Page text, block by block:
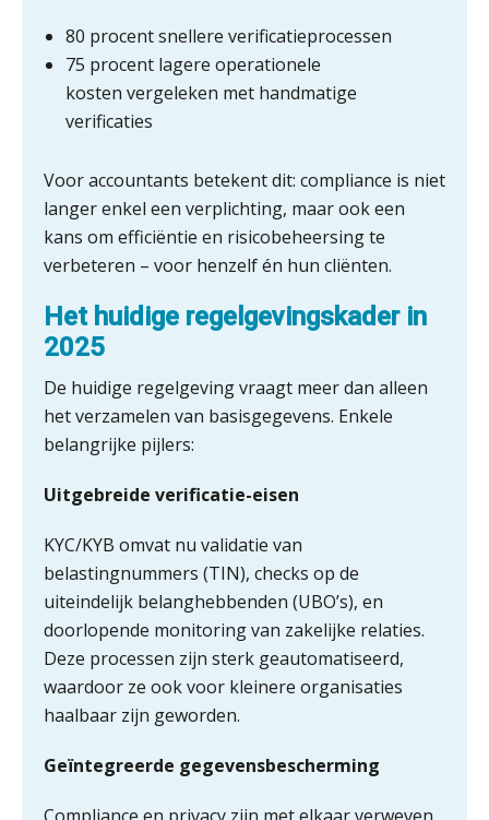
80 procent snellere verificatieprocessen
75 procent lagere operationele
kosten vergeleken met handmatige
verificaties
Voor accountants betekent dit: compliance is niet
langer enkel een verplichting, maar ook een
kans om efficiëntie en risicobeheersing te
verbeteren – voor henzelf én hun cliënten.
Het huidige regelgevingskader in
2025
De huidige regelgeving vraagt meer dan alleen
het verzamelen van basisgegevens. Enkele
belangrijke pijlers:
Uitgebreide verificatie-eisen
KYC/KYB omvat nu validatie van
belastingnummers (TIN), checks op de
uiteindelijk belanghebbenden (UBO’s), en
doorlopende monitoring van zakelijke relaties.
Deze processen zijn sterk geautomatiseerd,
waardoor ze ook voor kleinere organisaties
haalbaar zijn geworden.
Geïntegreerde gegevensbescherming
ICT & AI | “Slim automatiseren begint
bij gedrag”
veranderen
ICT & AI | “Wie bewust kiest, kiest